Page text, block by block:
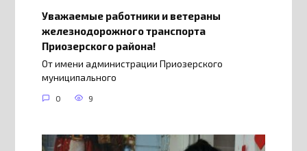
Уважаемые работники и ветераны
железнодорожного транспорта
Приозерского района!
От имени администрации Приозерского
муниципального
0 9